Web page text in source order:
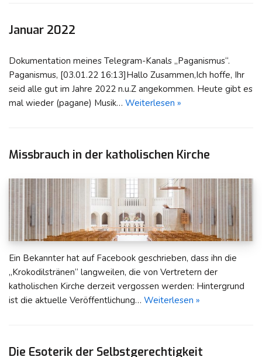
Januar 2022
Dokumentation meines Telegram-Kanals „Paganismus“.
Paganismus, [03.01.22 16:13]Hallo Zusammen,Ich hoffe, Ihr
seid alle gut im Jahre 2022 n.u.Z angekommen. Heute gibt es
mal wieder (pagane) Musik… Weiterlesen »
Missbrauch in der katholischen Kirche
Ein Bekannter hat auf Facebook geschrieben, dass ihn die
„Krokodilstränen“ langweilen, die von Vertretern der
katholischen Kirche derzeit vergossen werden: Hintergrund
ist die aktuelle Veröffentlichung… Weiterlesen »
Die Esoterik der Selbstgerechtigkeit